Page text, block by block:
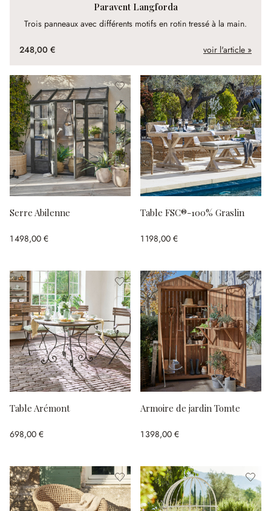
Paravent Langforda
Trois panneaux avec différents motifs en rotin tressé à la main.
248,00 € voir l'article »
Serre Abilenne
1 498,00 €
Table FSC®-100% Graslin
1 198,00 €
Table Arémont
698,00 €
Armoire de jardin Tomte
1 398,00 €